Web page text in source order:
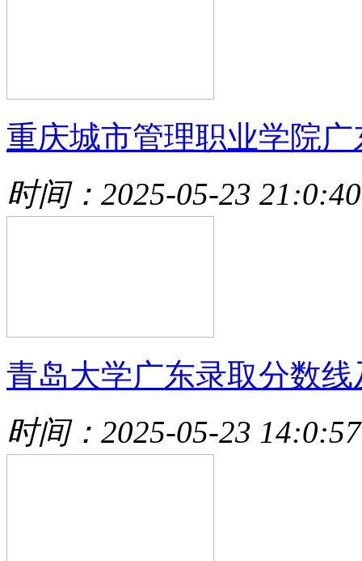
重庆城市管理职业学院广
时间：2025-05-23 21:0:40
青岛大学广东录取分数线
时间：2025-05-23 14:0:57